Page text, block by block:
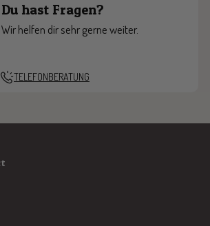
Du hast Fragen?
Wir helfen dir sehr gerne weiter.
TELEFONBERATUNG